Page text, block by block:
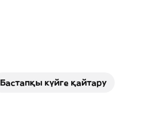
Бастапқы күйге қайтару